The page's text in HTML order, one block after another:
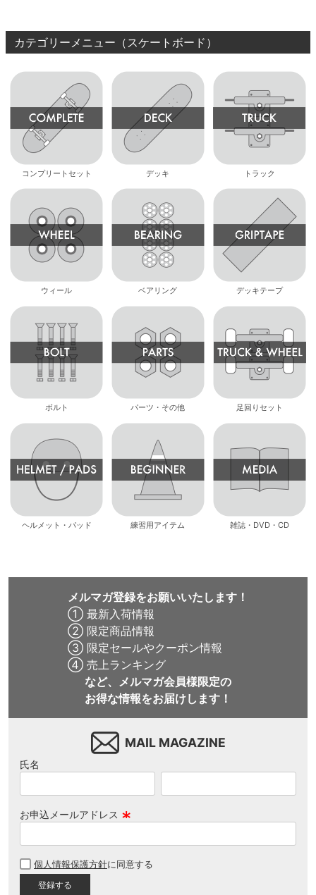
カテゴリーメニュー（スケートボード）
コンプリートセット デッキ トラック
ウィール ベアリング デッキテープ
ボルト パーツ・その他 足回りセット
ヘルメット・パッド 練習用アイテム 雑誌・DVD・CD
メルマガ登録をお願いいたします！
① 最新入荷情報
② 限定商品情報
③ 限定セールやクーポン情報
④ 売上ランキング
など、メルマガ会員様限定の
お得な情報をお届けします！
MAIL MAGAZINE
氏名
お申込メールアドレス
須
個人情報保護方針に同意する